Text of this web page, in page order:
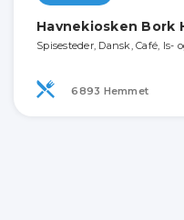
Havnekiosken Bork
Spisesteder, Dansk, Café, Is-
6893 Hemmet